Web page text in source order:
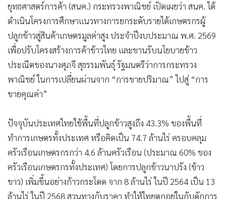
•
วิทยาศาสตร์
• SMEs
• หุ้น
• อินโดจีน
• กองทุนรวม
• Celeb Online
• ญี่ปุ่น
• News1
• Gotomanager
​นายนันทพงษ์ จิระเลิศพงษ์ ผู้อำนวยการสำนักงานนโยบายและ
ยุทธศาสตร์การค้า (สนค.) กระทรวงพาณิชย์ เปิดเผยว่า สนค. ได้
ดำเนินโครงการศึกษาแนวทางการยกระดับรายได้เกษตรกรผู้